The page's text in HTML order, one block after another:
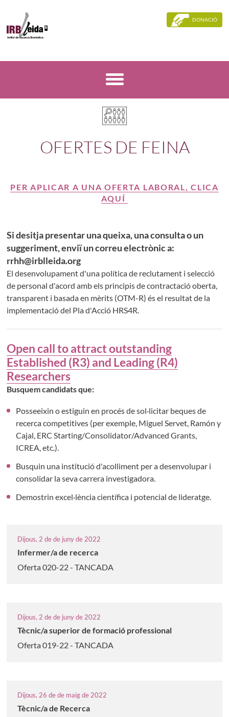
DONACIÓ
OFERTES DE FEINA
PER APLICAR A UNA OFERTA LABORAL, CLICA
AQUÍ
Si desitja presentar una queixa, una consulta o un
suggeriment, enviï un correu electrònic a:
rrhh@irblleida.org
El desenvolupament d'una política de reclutament i selecció
de personal d'acord amb els principis de contractació oberta,
transparent i basada en mèrits (OTM-R) és el resultat de la
implementació del Pla d'Acció HRS4R.
Open call to attract outstanding
Established (R3) and Leading (R4)
Researchers
Busquem candidats que:
Posseeixin o estiguin en procés de sol·licitar beques de
recerca competitives (per exemple, Miguel Servet, Ramón y
Cajal, ERC Starting/Consolidator/Advanced Grants,
ICREA, etc.).
Busquin una institució d'acolliment per a desenvolupar i
consolidar la seva carrera investigadora.
Demostrin excel·lència científica i potencial de lideratge.
Dijous, 2 de de juny de 2022
Infermer/a de recerca
Oferta 020-22 - TANCADA
Dijous, 2 de de juny de 2022
Tècnic/a superior de formació professional
Oferta 019-22 - TANCADA
Dijous, 26 de de maig de 2022
Tècnic/a de Recerca